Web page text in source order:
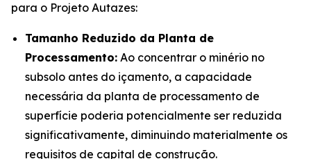
para o Projeto Autazes:
Tamanho Reduzido da Planta de
Processamento: Ao concentrar o minério no
subsolo antes do içamento, a capacidade
necessária da planta de processamento de
superfície poderia potencialmente ser reduzida
significativamente, diminuindo materialmente os
requisitos de capital de construção.